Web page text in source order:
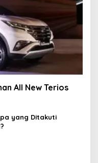
All New Terios
yang Ditakuti